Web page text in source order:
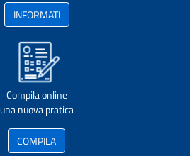
INFORMATI
Compila online
una nuova pratica
COMPILA